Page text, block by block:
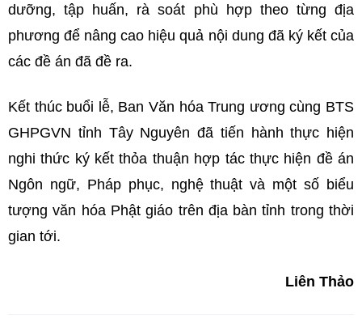
dưỡng, tập huấn, rà soát phù hợp theo từng địa
phương để nâng cao hiệu quả nội dung đã ký kết của
các đề án đã đề ra.
Kết thúc buổi lễ, Ban Văn hóa Trung ương cùng BTS
GHPGVN tỉnh Tây Nguyên đã tiến hành thực hiện
nghi thức ký kết thỏa thuận hợp tác thực hiện đề án
Ngôn ngữ, Pháp phục, nghệ thuật và một số biểu
tượng văn hóa Phật giáo trên địa bàn tỉnh trong thời
gian tới.
Liên Thảo